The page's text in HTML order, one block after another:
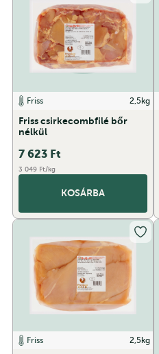
Friss 2,5kg
Friss csirkecombfilé bőr
nélkül
7 623 Ft
3 049 Ft/kg
KOSÁRBA
Friss 2,5kg